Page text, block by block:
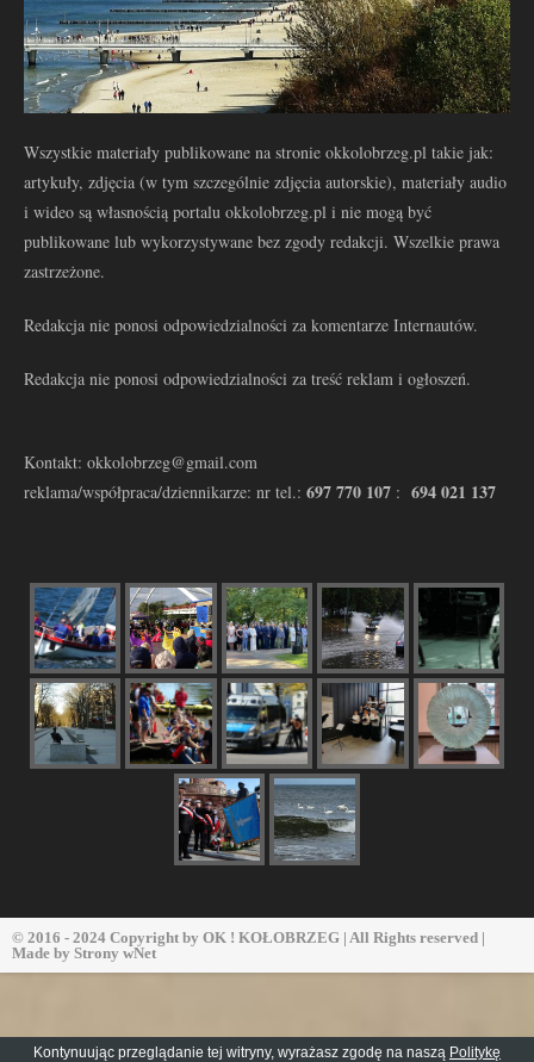
Wszystkie materiały publikowane na stronie okkolobrzeg.pl takie jak:
artykuły, zdjęcia (w tym szczególnie zdjęcia autorskie), materiały audio
i wideo są własnością portalu okkolobrzeg.pl i nie mogą być
publikowane lub wykorzystywane bez zgody redakcji. Wszelkie prawa
zastrzeżone.
Redakcja nie ponosi odpowiedzialności za komentarze Internautów.
Redakcja nie ponosi odpowiedzialności za treść reklam i ogłoszeń.
Kontakt: okkolobrzeg@gmail.com
reklama/współpraca/dziennikarze: nr tel.: 697 770 107 : 694 021 137
© 2016 - 2024 Copyright by OK ! KOŁOBRZEG | All Rights reserved |
Made by Strony wNet
Kontynuując przeglądanie tej witryny, wyrażasz zgodę na naszą Politykę